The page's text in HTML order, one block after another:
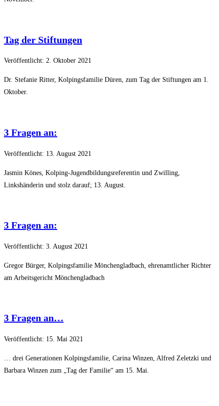
Tag der Stiftungen
Veröffentlicht: 2. Oktober 2021
Dr. Stefanie Ritter, Kolpingsfamilie Düren, zum Tag der Stiftungen am 1.
Oktober.
3 Fragen an:
Veröffentlicht: 13. August 2021
Jasmin Könes, Kolping-Jugendbildungsreferentin und Zwilling,
Linkshänderin und stolz darauf; 13. August.
3 Fragen an:
Veröffentlicht: 3. August 2021
Gregor Bürger, Kolpingsfamilie Mönchengladbach, ehrenamtlicher Richter
am Arbeitsgericht Mönchengladbach
3 Fragen an…
Veröffentlicht: 15. Mai 2021
… drei Generationen Kolpingsfamilie, Carina Winzen, Alfred Zeletzki und
Barbara Winzen zum „Tag der Familie“ am 15. Mai.